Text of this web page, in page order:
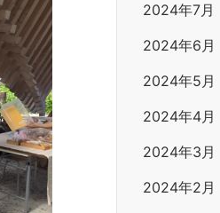
2024年7月
2024年6月
2024年5月
2024年4月
2024年3月
2024年2月